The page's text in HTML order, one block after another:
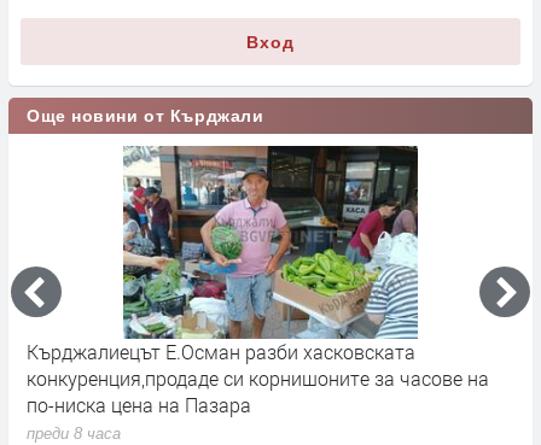
Вход
Още новини от Кърджали
Кърджалиецът Е.Осман разби хасковската
конкуренция,продаде си корнишоните за часове на
по-ниска цена на Пазара
преди 8 часа